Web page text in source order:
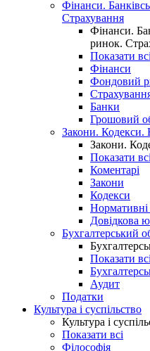
Фінанси.
Страхування
Фінанси.
ринок.
Показати всі
Фінанси
Фондовий
Банки
Грошовий
Закони. Кодекси.
Закони.
Показати всі
Коментарі
Закони
Кодекси
Нормативні
Довідкова
Бухгалтерський
Показати всі
Аудит
Податки
Культура і суспільство
Культура і
Показати всі
Філософія